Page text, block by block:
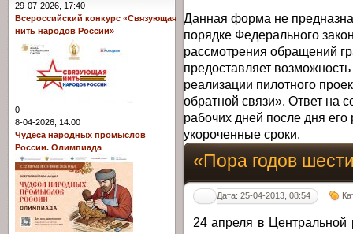
Данная форма не
порядке Федерального
рассмотрения обращений
предоставляет
реализации пилотного
обратной связи». Ответ на
рабочих дней после дня
укороченные сроки.
«Пора годов
Дата: 25-04-2013, 08:54
24 апреля в Центральной
29-07-2026, 17:40
Всероссийский конкурс «Связующая
нить народов России»
0
8-04-2026, 14:00
Чудеса народных промыслов
России. Олимпиада